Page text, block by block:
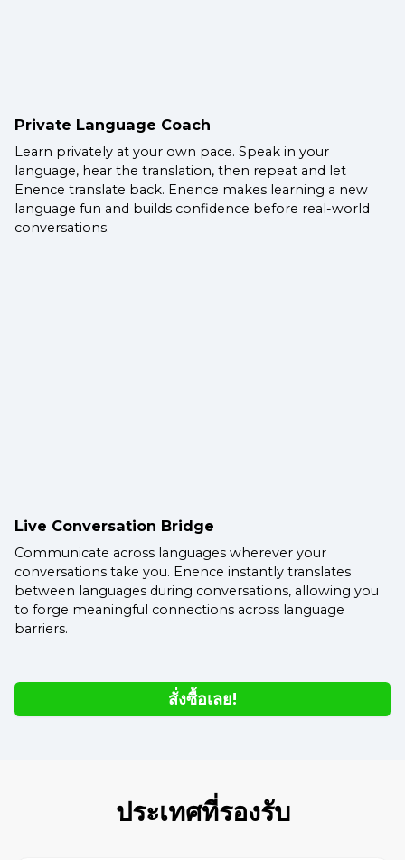
Private Language Coach
Learn privately at your own pace. Speak in your
language, hear the translation, then repeat and let
Enence translate back. Enence makes learning a new
language fun and builds confidence before real-world
conversations.
Live Conversation Bridge
Communicate across languages wherever your
conversations take you. Enence instantly translates
between languages during conversations, allowing you
to forge meaningful connections across language
barriers.
สั่งซื้อเลย!
ประเทศที่รองรับ